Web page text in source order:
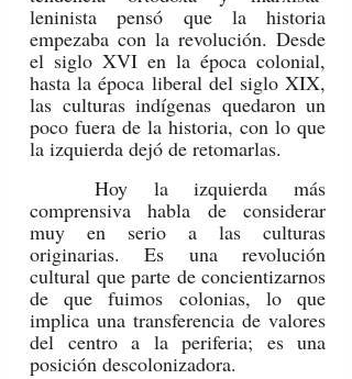
leninista pensó que la historia
empezaba con la revolución. Desde
el siglo XVI en la época colonial,
hasta la época liberal del siglo XIX,
las culturas indígenas quedaron un
poco fuera de la historia, con lo que
la izquierda dejó de retomarlas.
comprensiva habla de considerar
muy en serio a las culturas
originarias. Es una revolución
cultural que parte de concientizarnos
de que fuimos colonias, lo que
implica una transferencia de valores
del centro a la periferia; es una
posición descolonizadora.